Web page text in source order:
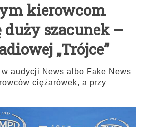
kierowcom
duży szacunek –
„Trójce”
w audycji News albo Fake News
ciężarówek, a przy